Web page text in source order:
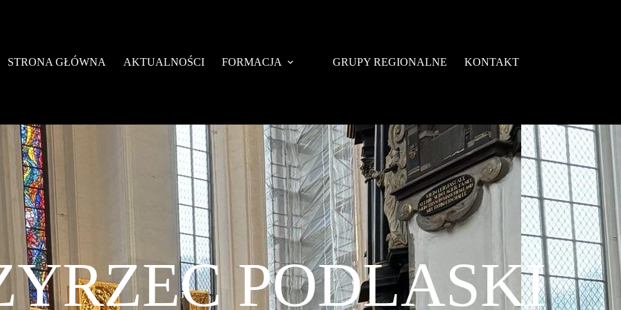
STRONA GŁÓWNA AKTUALNOŚCI FORMACJA GRUPY REGIONALNE KONTAKT
PODLASKI